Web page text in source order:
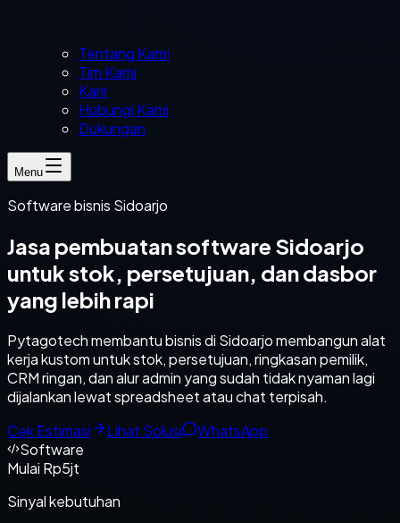
Tentang Kami
Tim Kami
Karir
Hubungi Kami
Dukungan
Menu
Software bisnis Sidoarjo
Jasa pembuatan software Sidoarjo
untuk stok, persetujuan, dan dasbor
yang lebih rapi
Pytagotech membantu bisnis di Sidoarjo membangun alat
kerja kustom untuk stok, persetujuan, ringkasan pemilik,
CRM ringan, dan alur admin yang sudah tidak nyaman lagi
dijalankan lewat spreadsheet atau chat terpisah.
Cek Estimasi
Lihat Solusi
WhatsApp
Software
Mulai Rp5jt
Sinyal kebutuhan